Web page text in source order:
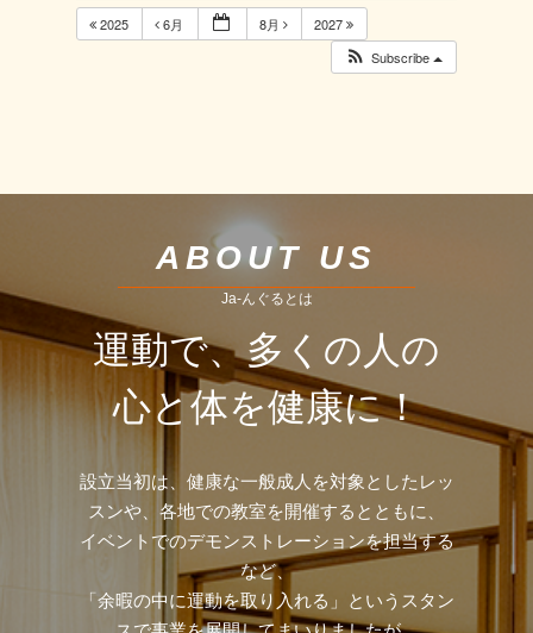
2025 6月 8月
2027
Subscribe
ABOUT US
Ja-んぐるとは
運動で、多くの人の
心と体を健康に！
設立当初は、健康な一般成人を対象としたレッ
スンや、各地での教室を開催するとともに、
イベントでのデモンストレーションを担当する
など、
「余暇の中に運動を取り入れる」というスタン